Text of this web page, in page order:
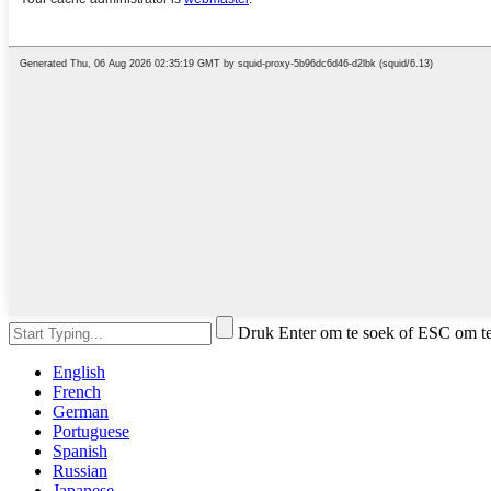
Druk Enter om te soek of ESC om
English
French
German
Portuguese
Spanish
Russian